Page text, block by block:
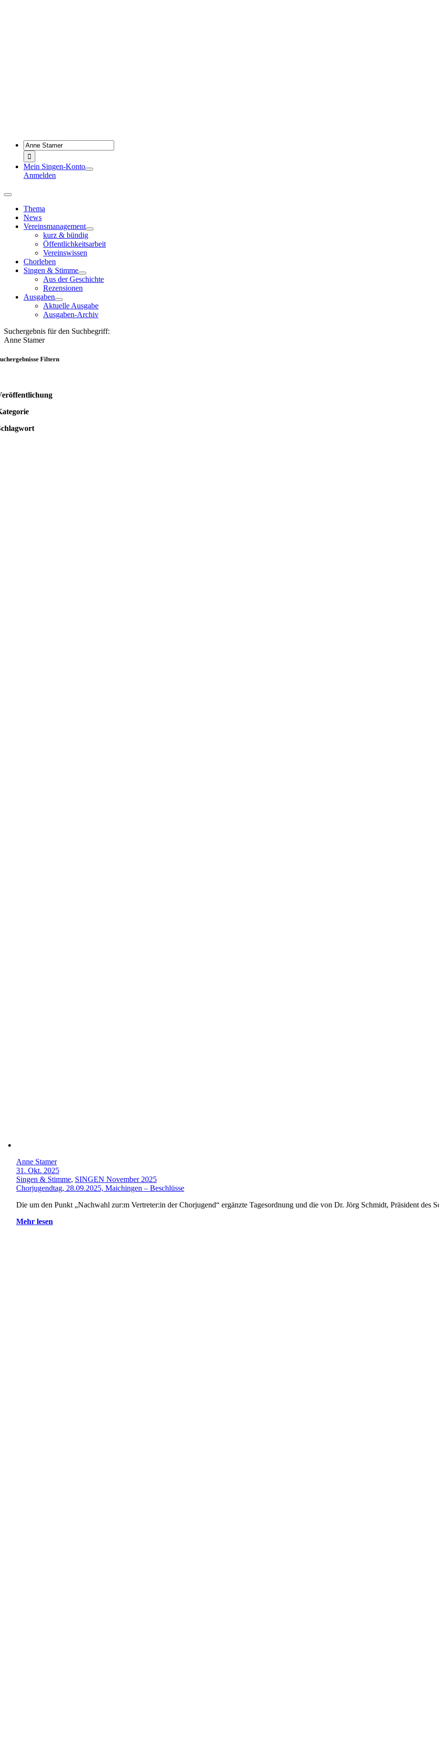
Suche
nach:
Mein Singen-Konto
Anmelden
Toggle
NavigationThema
News
Vereinsmanagement
kurz & bündig
Öffentlichkeitsarbeit
Vereinswissen
Chorleben
Singen & Stimme
Aus der Geschichte
Rezensionen
Ausgaben
Aktuelle Ausgabe
Ausgaben-Archiv
Suchergebnis für den Suchbegriff:
Anne Stamer
Filtern
Anne Stamer
31. Okt. 2025
Singen & Stimme, SINGEN November 2025
Chorjugendtag, 28.09.2025, Maichingen – Beschlüsse
Die um den Punkt „Nachwahl zur:m Vertreter:in der Chorjugend“ ergänzte Tagesordnung und die von Dr. Jörg Schmidt, Präsident des
Mehr lesen